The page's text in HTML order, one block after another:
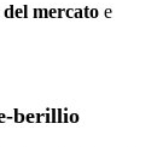
mercato e
berillio